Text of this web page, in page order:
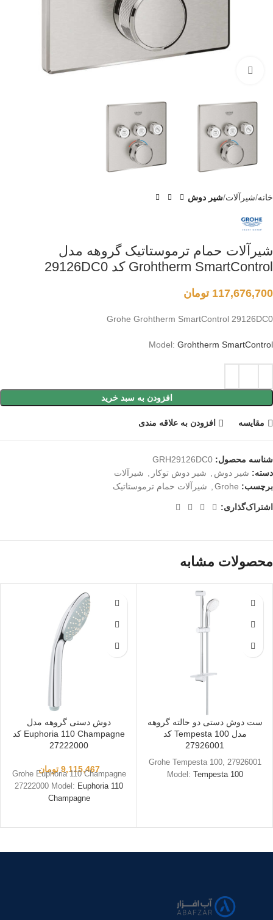
خانه شیرآلات شیر دوش
شیرآلات حمام ترموستاتیک گروهه مدل
Grohtherm SmartControl کد 29126DC0
117,676,700 تومان
Grohe Grohtherm SmartControl 29126DC0
Model: Grohtherm SmartControl
افزودن به سبد خرید
مقايسه افزودن به علاقه مندی
شناسه محصول: GRH29126DC0
دسته: شیر دوش شیر دوش توکار
شیرآلات
برچسب: Grohe شیرآلات حمام ترموستاتیک
اشتراک‌گذاری:
محصولات مشابه
ست دوش دستی دو حالته گروهه
مدل Tempesta 100 کد
27926001
Grohe Tempesta 100, 27926001
Model: Tempesta 100
دوش دستی گروهه مدل
Euphoria 110 Champagne کد
27222000
9,115,467 تومان
Grohe Euphoria 110 Champagne
27222000 Model: Euphoria 110
Champagne